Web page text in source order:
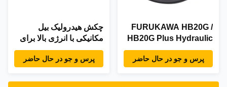
FURUKAWA HB20G /
HB20G Plus Hydraulic
Breakers Hammer
Parts Breaker
پرس و جو در حال حاضر
چکش هیدرولیک بیل
مکانیکی با انرژی بالا برای
تجهیزات ساخت و ساز و
معدن
پرس و جو در حال حاضر